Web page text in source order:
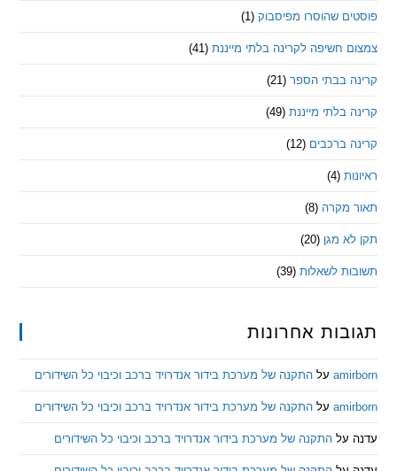
שהוסרו מפיסבוק (1)
חשיפה לקרינה בלתי מייננת (41)
בבתי הספר (21)
מייננת (49)
ברכבים (12)
(8)
מגן (20)
לשאלות (39)
אחרונות
עלהתקנה של מערכת בידור אנדרויד ברכב וכיבוי כל השידורים
עלהתקנה של מערכת בידור אנדרויד ברכב וכיבוי כל השידורים
התקנה של מערכת בידור אנדרויד ברכב וכיבוי כל השידורים